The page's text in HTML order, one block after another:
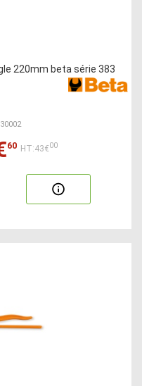
220mm beta série 383
60 HT:43€00